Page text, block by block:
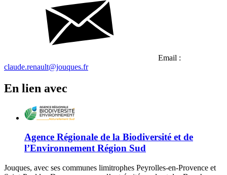
Email :
claude.renault@jouques.fr
En lien avec
Agence Régionale de la Biodiversité et de
l’Environnement Région Sud
Jouques, avec ses communes limitrophes Peyrolles-en-Provence et